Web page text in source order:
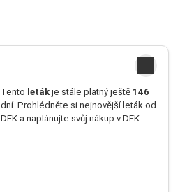
Tento letákje stále platný ještě 146
dní. Prohlédněte si nejnovější leták od
DEK a naplánujte svůj nákup v DEK.